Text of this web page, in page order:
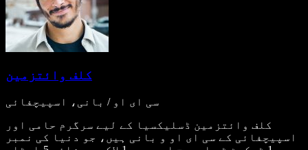
کلف وائتزمین
سی ای او / بانی، اسپیچفائی
کلف وائتزمین ڈسلیکسیا کے لیے سرگرم حامی اور
اسپیچفائی کے سی ای او و بانی ہیں، جو دنیا کی نمبر